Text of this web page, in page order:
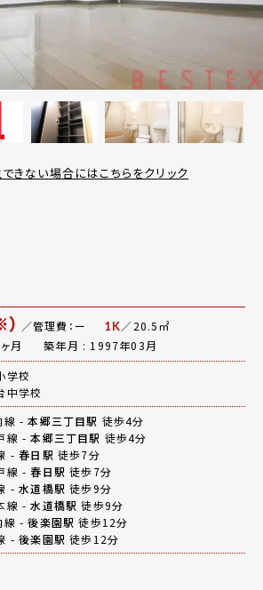
きない場合にはこちらをクリック
／管理費：ー 1K／20.5㎡
月
築年月 : 1997年03月
学校
中学校
線 -本郷三丁目駅 徒歩4分
線 -本郷三丁目駅 徒歩4分
- 春日駅 徒歩7分
線 - 春日駅 徒歩7分
-水道橋駅 徒歩9分
線 -水道橋駅 徒歩9分
線 -後楽園駅 徒歩12分
-後楽園駅 徒歩12分